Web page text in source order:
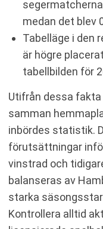
medan det blev
Tabelläge i den
är högre
tabellbilden för
Utifrån dessa
samman
inbördes statistik.
förutsättningar
vinstrad och
balanseras av
starka
Kontrollera alltid